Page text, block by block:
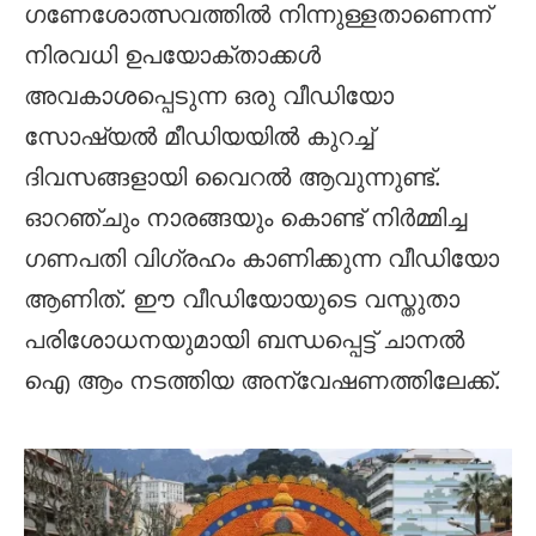
ഗണേശോത്സവത്തിൽ നിന്നുള്ളതാണെന്ന്
നിരവധി ഉപയോക്താക്കൾ
അവകാശപ്പെടുന്ന ഒരു വീഡിയോ
സോഷ്യൽ മീഡിയയിൽ കുറച്ച്
ദിവസങ്ങളായി വൈറൽ ആവുന്നുണ്ട്.
ഓറഞ്ചും നാരങ്ങയും കൊണ്ട് നിർമ്മിച്ച
ഗണപതി വിഗ്രഹം കാണിക്കുന്ന വീഡിയോ
ആണിത്. ഈ വീഡിയോയുടെ വസ്തുതാ
പരിശോധനയുമായി ബന്ധപ്പെട്ട് ചാനൽ
ഐ ആം നടത്തിയ അന്വേഷണത്തിലേക്ക്.